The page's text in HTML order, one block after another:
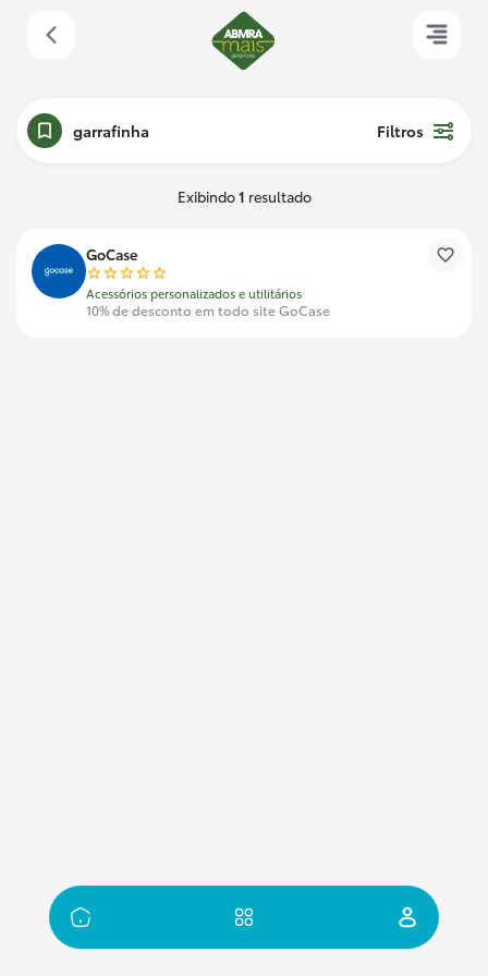
garrafinha Filtros
Exibindo1 resultado
GoCase
Acessórios personalizados e utilitários
10% de desconto em todo site GoCase